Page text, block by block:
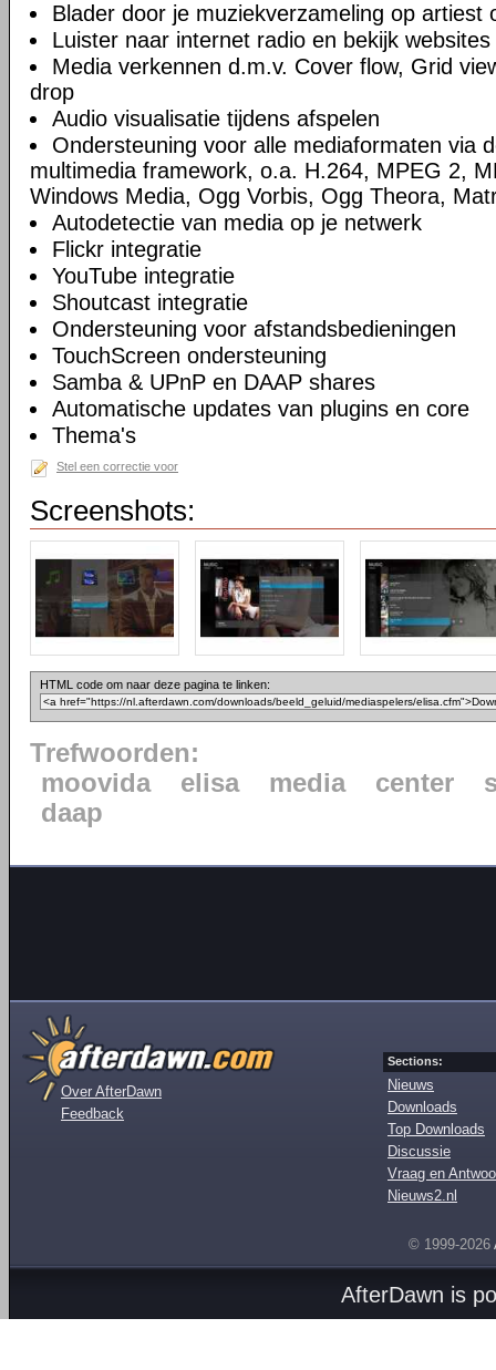
Blader door je muziekverzameling op artiest
Luister naar internet radio en bekijk websites
Media verkennen d.m.v. Cover flow, Grid
drop
Audio visualisatie tijdens afspelen
Ondersteuning voor alle mediaformaten via
multimedia framework, o.a. H.264, MPEG 2,
Windows Media, Ogg Vorbis, Ogg Theora,
Autodetectie van media op je netwerk
Flickr integratie
YouTube integratie
Shoutcast integratie
Ondersteuning voor afstandsbedieningen
TouchScreen ondersteuning
Samba & UPnP en DAAP shares
Automatische updates van plugins en core
Thema's
Stel een correctie voor
Screenshots:
HTML code om naar deze pagina te linken:
Trefwoorden:
moovida
elisa media center
daap
Over AfterDawn
Feedback
Sections:
Nieuws
Downloads
Top Downloads
Discussie
Vraag en
Nieuws2.nl
© 1999-2026
AfterDawn is